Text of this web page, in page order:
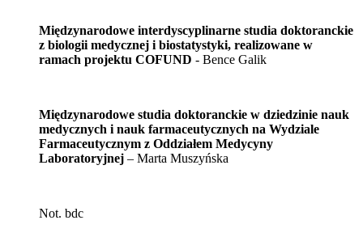
Międzynarodowe interdyscyplinarne studia doktoranckie
z biologii medycznej i biostatystyki, realizowane w
ramach projektu COFUND - Bence Galik
Międzynarodowe studia doktoranckie w dziedzinie nauk
medycznych i nauk farmaceutycznych na Wydziale
Farmaceutycznym z Oddziałem Medycyny
Laboratoryjnej – Marta Muszyńska
Not. bdc